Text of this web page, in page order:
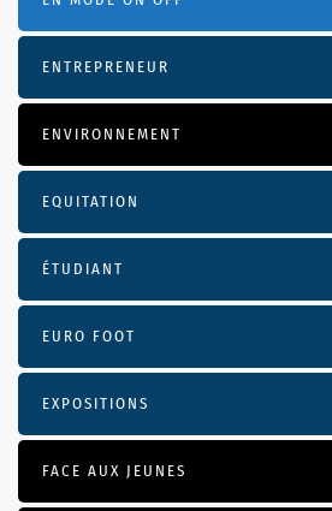
ENTREPRENEUR
ENVIRONNEMENT
EQUITATION
ÉTUDIANT
EURO FOOT
EXPOSITIONS
FACE AUX JEUNES